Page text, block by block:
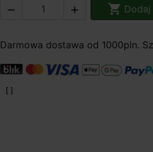
  
Darmowa dostawa od 1000pln.